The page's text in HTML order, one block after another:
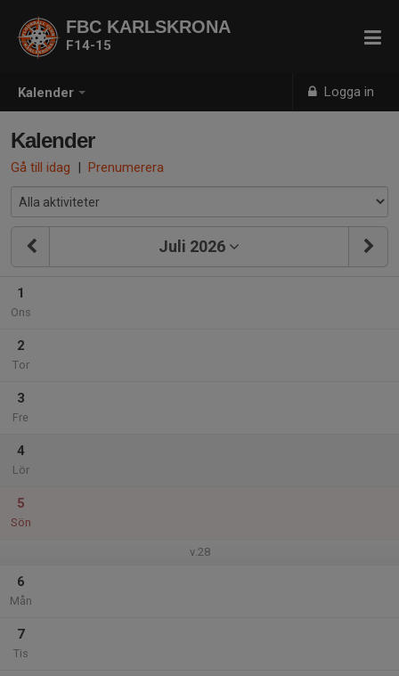
Kalender Logga in
FBC KARLSKRONA
F14-15
Kalender
Gå till idag | Prenumerera
Juli 2026
1
Ons
2
Tor
3
Fre
4
Lör
5
Sön
v.28
6
Mån
7
Tis